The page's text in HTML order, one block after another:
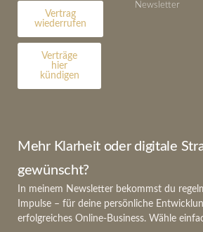
Vertrag
wiederrufen
Verträge
hier
kündigen
Newsletter
Mehr Klarheit oder digitale
gewünscht?
In meinem Newsletter bekommst du
Impulse – für deine persönliche
erfolgreiches Online-Business. Wähle